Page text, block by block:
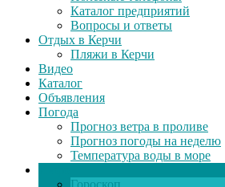
Каталог предприятий
Вопросы и ответы
Отдых в Керчи
Пляжи в Керчи
Видео
Каталог
Объявления
Погода
Прогноз ветра в проливе
Прогноз погоды на неделю
Температура воды в море
Гороскоп